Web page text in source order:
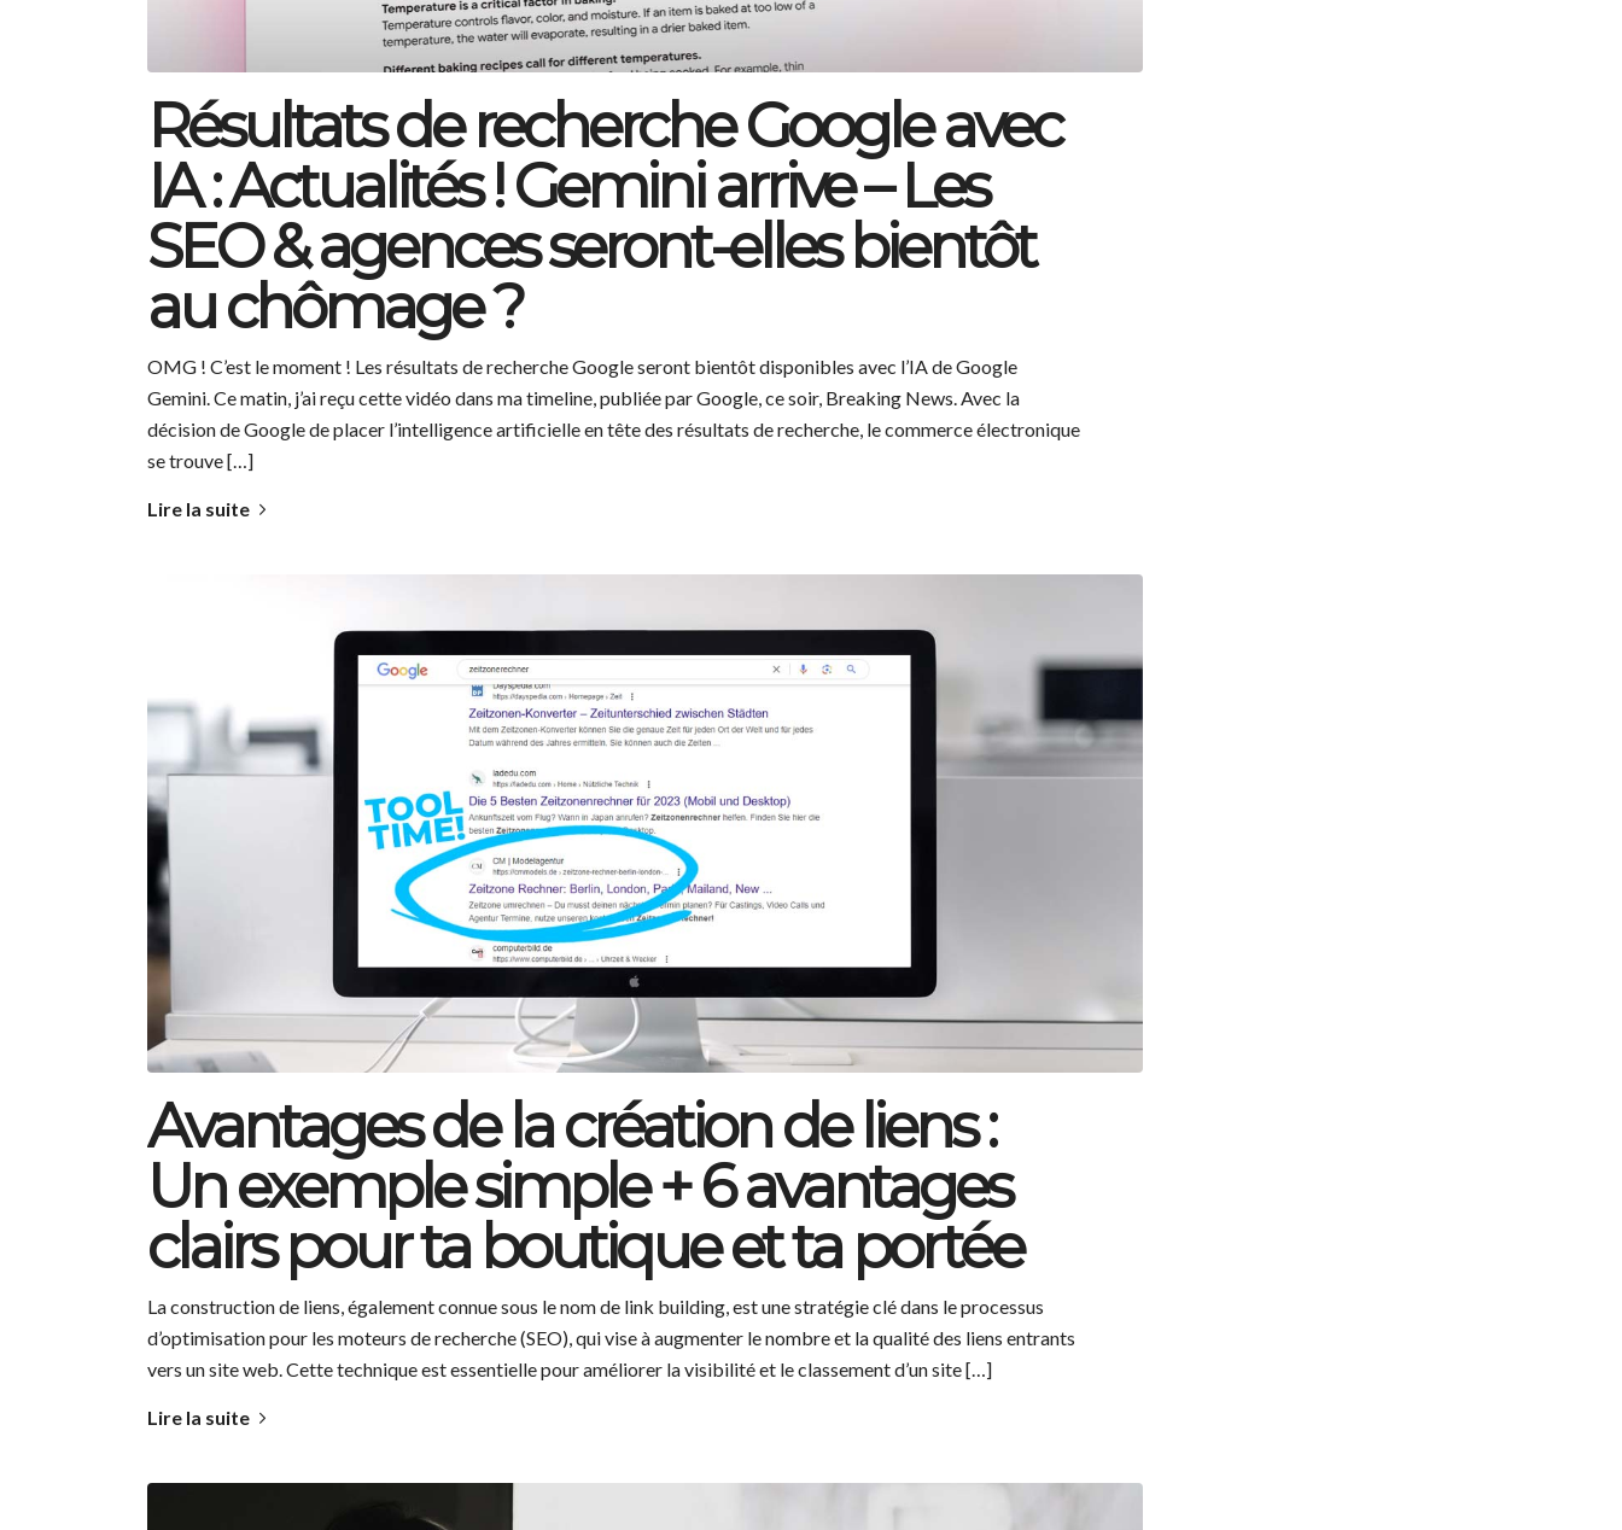
Résultats de recherche Google avec
IA : Actualités ! Gemini arrive – Les
SEO & agences seront-elles bientôt
au chômage ?
OMG ! C’est le moment ! Les résultats de recherche Google seront bientôt disponibles avec l’IA de Google
Gemini. Ce matin, j’ai reçu cette vidéo dans ma timeline, publiée par Google, ce soir, Breaking News. Avec la
décision de Google de placer l’intelligence artificielle en tête des résultats de recherche, le commerce électronique
se trouve […]
Lire la suite
Avantages de la création de liens :
Un exemple simple + 6 avantages
clairs pour ta boutique et ta portée
La construction de liens, également connue sous le nom de link building, est une stratégie clé dans le processus
d’optimisation pour les moteurs de recherche (SEO), qui vise à augmenter le nombre et la qualité des liens entrants
vers un site web. Cette technique est essentielle pour améliorer la visibilité et le classement d’un site […]
Lire la suite